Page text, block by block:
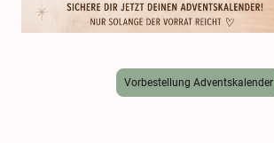
Vorbestellung Adventskalender